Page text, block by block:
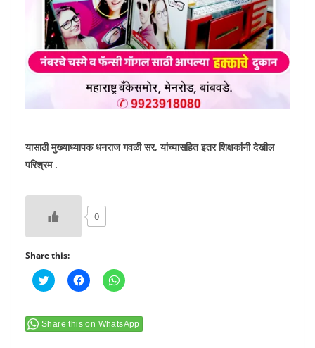
यासाठी मुख्याध्यापक धनराज गवळी सर, यांच्यासहित इतर शिक्षकांनी देखील
परिश्रम .
0
Share this:
C
l
k
t
o
C
l
k
t
o
C
l
k
t
o
Share this on WhatsApp